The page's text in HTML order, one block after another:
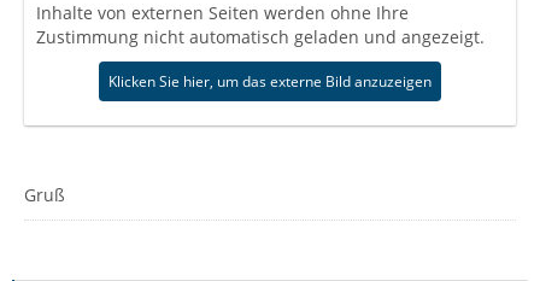
Inhalte von externen Seiten werden ohne Ihre
Zustimmung nicht automatisch geladen und angezeigt.
Klicken Sie hier, um das externe Bild anzuzeigen
Gruß